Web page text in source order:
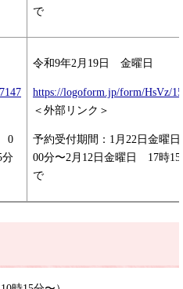
で
0
分
令和9年2月19日 金曜日
https://logoform.jp/form/HsVz/
＜外部リンク＞
予約受付期間：1月22日金曜
00分〜2月12日金曜日 17時15
で